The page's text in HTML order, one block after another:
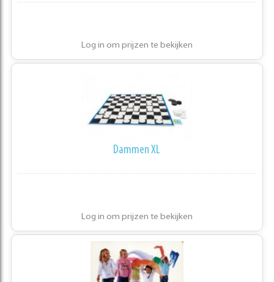
Log in om prijzen te bekijken
Dammen XL
Log in om prijzen te bekijken